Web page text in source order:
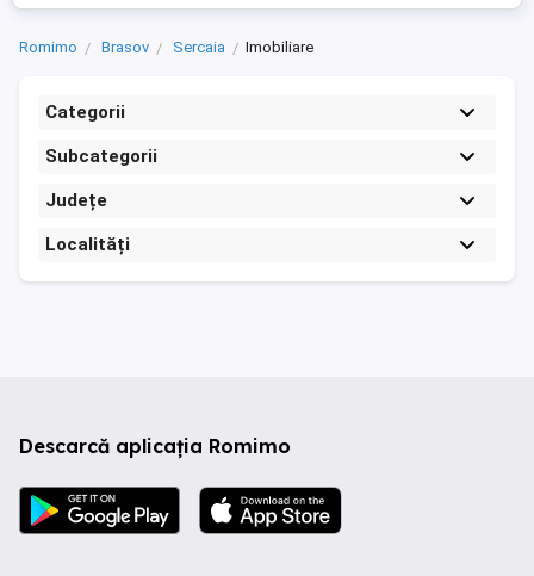
Romimo Brasov Sercaia Imobiliare
Categorii
Subcategorii
Județe
Localități
Descarcă aplicația Romimo